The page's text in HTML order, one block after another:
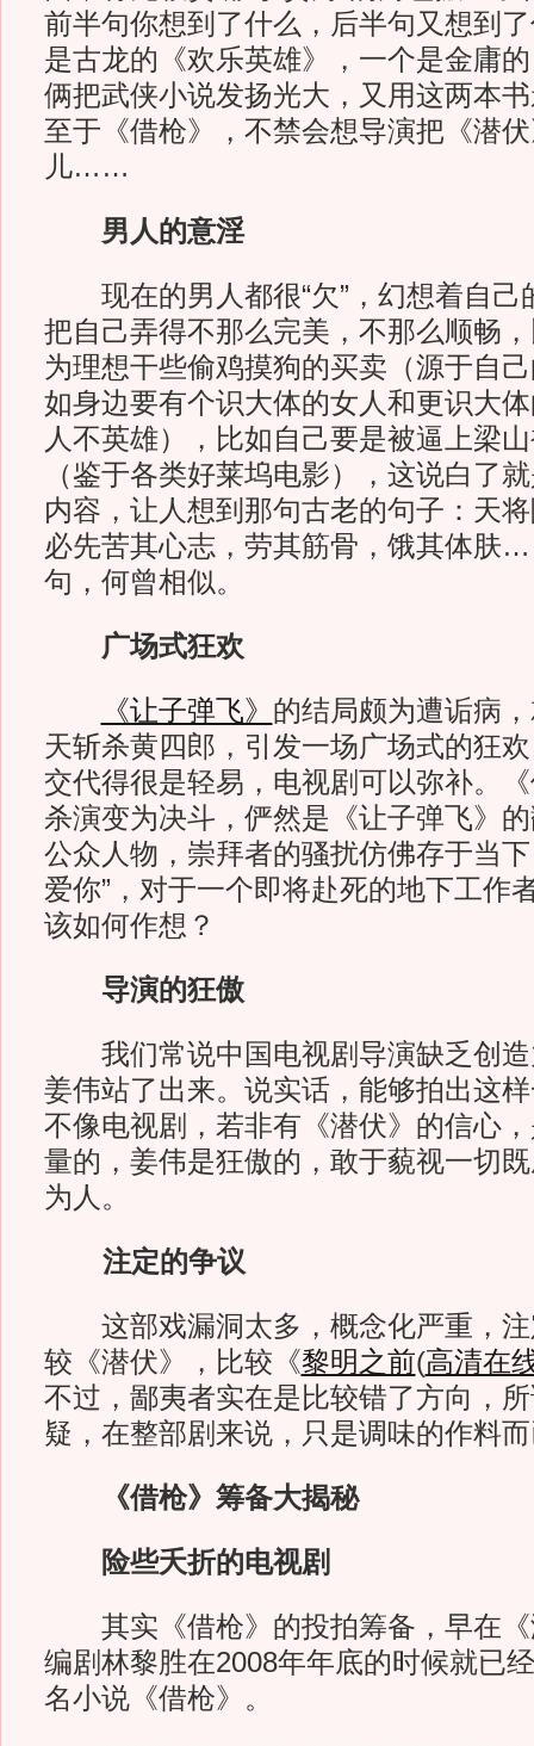
前半句你想到了什么，后半句又想到
是古龙的《欢乐英雄》，一个是金庸
俩把武侠小说发扬光大，又用这两本
至于《借枪》，不禁会想导演把《潜
儿……
男人的意淫
现在的男人都很“欠”，幻想着自己
把自己弄得不那么完美，不那么顺畅
为理想干些偷鸡摸狗的买卖（源于自
如身边要有个识大体的女人和更识大
人不英雄），比如自己要是被逼上梁
（鉴于各类好莱坞电影），这说白了
内容，让人想到那句古老的句子：天
必先苦其心志，劳其筋骨，饿其体肤
句，何曾相似。
广场式狂欢
《让子弹飞》 的结局颇为遭诟病
天斩杀黄四郎，引发一场广场式的狂
交代得很是轻易，电视剧可以弥补。
杀演变为决斗，俨然是《让子弹飞》
公众人物，崇拜者的骚扰仿佛存于当
爱你”，对于一个即将赴死的地下工作
该如何作想？
导演的狂傲
我们常说中国电视剧导演缺乏创造
姜伟站了出来。说实话，能够拍出这
不像电视剧，若非有《潜伏》的信心
量的，姜伟是狂傲的，敢于藐视一切
为人。
注定的争议
这部戏漏洞太多，概念化严重，注
较《潜伏》，比较《黎明之前(高清在
不过，鄙夷者实在是比较错了方向，
疑，在整部剧来说，只是调味的作料
《借枪》筹备大揭秘
险些夭折的电视剧
其实《借枪》的投拍筹备，早在《
编剧林黎胜在2008年年底的时候就已
名小说《借枪》。